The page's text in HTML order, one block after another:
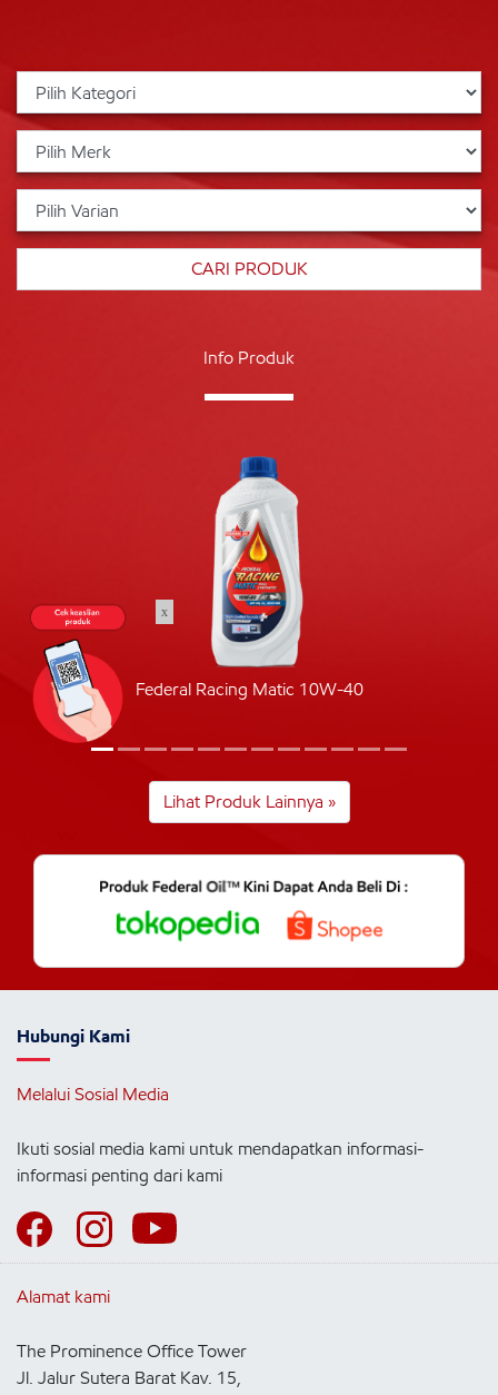
Info Produk
Federal Racing Matic 10W-40
Lihat Produk Lainnya »
Hubungi Kami
Melalui Sosial Media
Ikuti sosial media kami untuk mendapatkan informasi-
informasi penting dari kami
Alamat kami
The Prominence Office Tower
Jl. Jalur Sutera Barat Kav. 15,
x